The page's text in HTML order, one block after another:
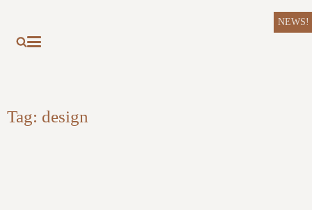
NEWS!
Tag: design